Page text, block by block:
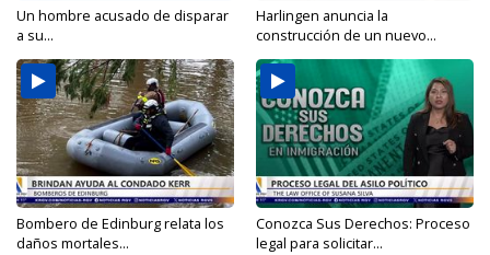
Un hombre acusado de disparar
a su...
Harlingen anuncia la
construcción de un nuevo...
Bombero de Edinburg relata los
daños mortales...
Conozca Sus Derechos: Proceso
legal para solicitar...